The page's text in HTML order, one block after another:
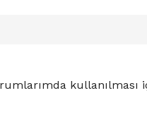
kullanılması